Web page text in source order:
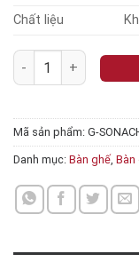
Chất liệu
Ghế sỏ nách T79 -
Mã sản phẩm: G-
Danh mục: Bàn ghế, Bàn